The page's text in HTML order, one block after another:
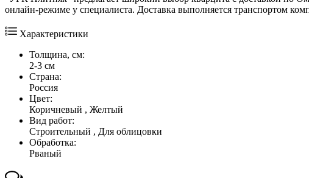
онлайн-режиме у специалиста. Доставка выполняется транспортом
Характеристики
Толщина, см:
2-3 см
Страна:
Россия
Цвет:
Коричневый , Желтый
Вид работ:
Строительный , Для облицовки
Обработка:
Рваный